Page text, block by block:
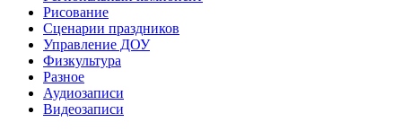
Рисование
Сценарии праздников
Управление ДОУ
Физкультура
Разное
Аудиозаписи
Видеозаписи